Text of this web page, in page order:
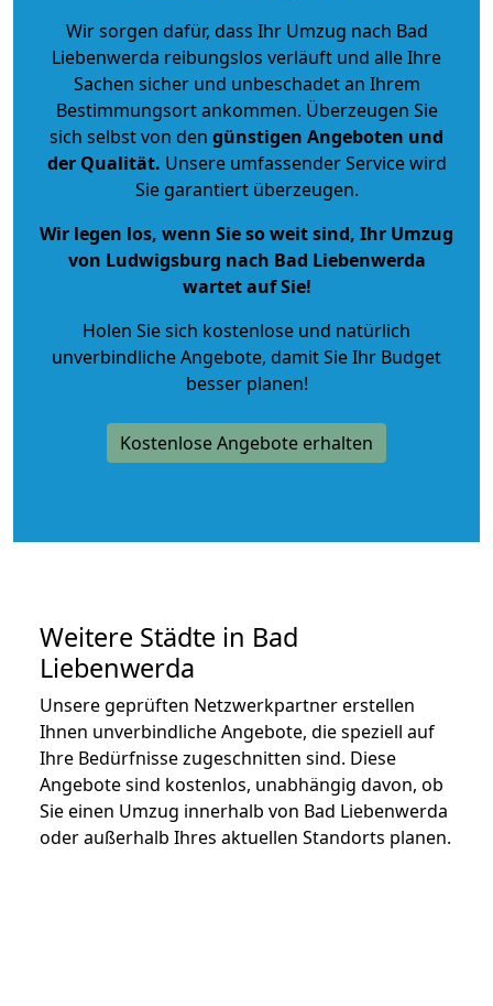
Wir sorgen dafür, dass Ihr Umzug nach Bad
Liebenwerda reibungslos verläuft und alle Ihre
Sachen sicher und unbeschadet an Ihrem
Bestimmungsort ankommen. Überzeugen Sie
sich selbst von den günstigen Angeboten und
der Qualität. Unsere umfassender Service wird
Sie garantiert überzeugen.
Wir legen los, wenn Sie so weit sind, Ihr Umzug
von Ludwigsburg nach Bad Liebenwerda
wartet auf Sie!
Holen Sie sich kostenlose und natürlich
unverbindliche Angebote, damit Sie Ihr Budget
besser planen!
Kostenlose Angebote erhalten
Weitere Städte in Bad
Liebenwerda
Unsere geprüften Netzwerkpartner erstellen
Ihnen unverbindliche Angebote, die speziell auf
Ihre Bedürfnisse zugeschnitten sind. Diese
Angebote sind kostenlos, unabhängig davon, ob
Sie einen Umzug innerhalb von Bad Liebenwerda
oder außerhalb Ihres aktuellen Standorts planen.